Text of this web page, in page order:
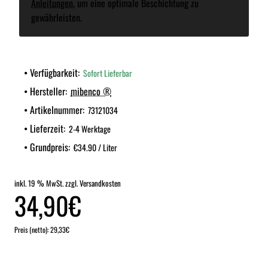
Anleitungen, um eine optimale Beschichtung zu
gewährleisten.
Verfügbarkeit: Sofort Lieferbar
Hersteller: mibenco ®
Artikelnummer: 73121034
Lieferzeit: 2-4 Werktage
Grundpreis: €34.90 / Liter
inkl. 19 % MwSt. zzgl. Versandkosten
34,90€
Preis (netto): 29,33€